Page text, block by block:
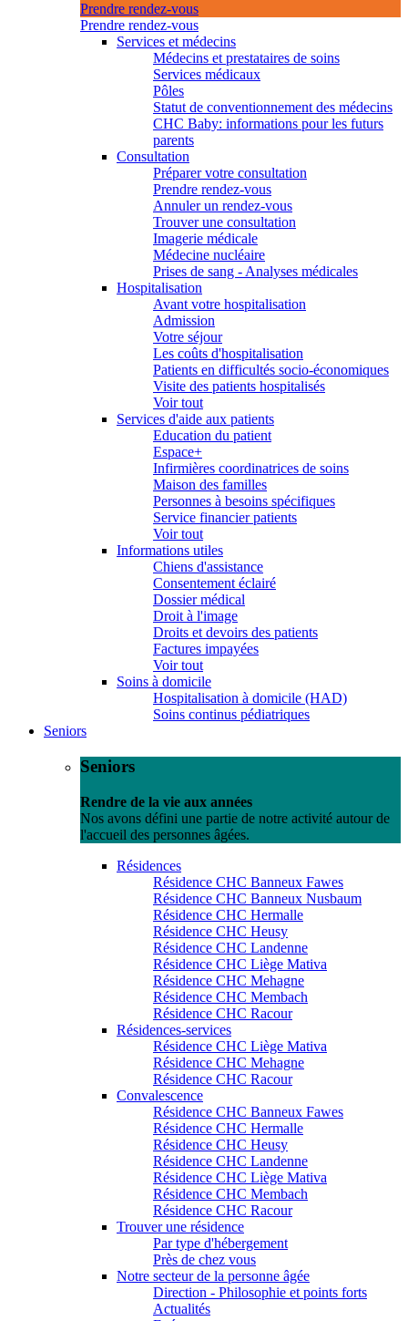
Prendre rendez-vous
Prendre rendez-vous
Services et médecins
Médecins et prestataires de soins
Services médicaux
Pôles
Statut de conventionnement des médecins
CHC Baby: informations pour les futurs
parents
Consultation
Préparer votre consultation
Prendre rendez-vous
Annuler un rendez-vous
Trouver une consultation
Imagerie médicale
Médecine nucléaire
Prises de sang - Analyses médicales
Hospitalisation
Avant votre hospitalisation
Admission
Votre séjour
Les coûts d'hospitalisation
Patients en difficultés socio-économiques
Visite des patients hospitalisés
Voir tout
Services d'aide aux patients
Education du patient
Espace+
Infirmières coordinatrices de soins
Maison des familles
Personnes à besoins spécifiques
Service financier patients
Voir tout
Informations utiles
Chiens d'assistance
Consentement éclairé
Dossier médical
Droit à l'image
Droits et devoirs des patients
Factures impayées
Voir tout
Soins à domicile
Hospitalisation à domicile (HAD)
Soins continus pédiatriques
Seniors
Seniors
Rendre de la vie aux années
Nos avons défini une partie de notre activité autour de
l'accueil des personnes âgées.
Résidences
Résidence CHC Banneux Fawes
Résidence CHC Banneux Nusbaum
Résidence CHC Hermalle
Résidence CHC Heusy
Résidence CHC Landenne
Résidence CHC Liège Mativa
Résidence CHC Mehagne
Résidence CHC Membach
Résidence CHC Racour
Résidences-services
Résidence CHC Liège Mativa
Résidence CHC Mehagne
Résidence CHC Racour
Convalescence
Résidence CHC Banneux Fawes
Résidence CHC Hermalle
Résidence CHC Heusy
Résidence CHC Landenne
Résidence CHC Liège Mativa
Résidence CHC Membach
Résidence CHC Racour
Trouver une résidence
Par type d'hébergement
Près de chez vous
Notre secteur de la personne âgée
Direction - Philosophie et points forts
Actualités